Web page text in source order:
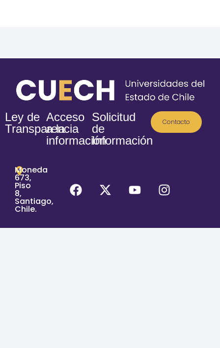
Ley de
Transparencia
Acceso
a la
información
Solicitud
de
Información
Contacto
Moneda
673,
Piso
8,
Santiago,
Chile.